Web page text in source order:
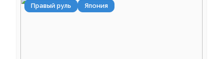
Правый руль Япония